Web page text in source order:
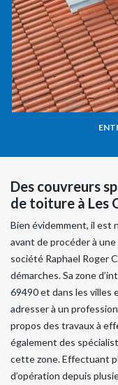
Des couvreurs
de toiture à Les
Bien évidemment, il est
avant de procéder à
société Raphael Roger
démarches. Sa zone
69490 et dans les villes
adresser à un
propos des travaux à
également des
cette zone. Effectuant
d’opération depuis